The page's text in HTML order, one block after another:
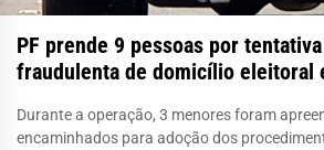
PF prende 9 pessoas por
fraudulenta de domicílio eleitoral
Durante a operação, 3 menores foram
encaminhados para adoção dos